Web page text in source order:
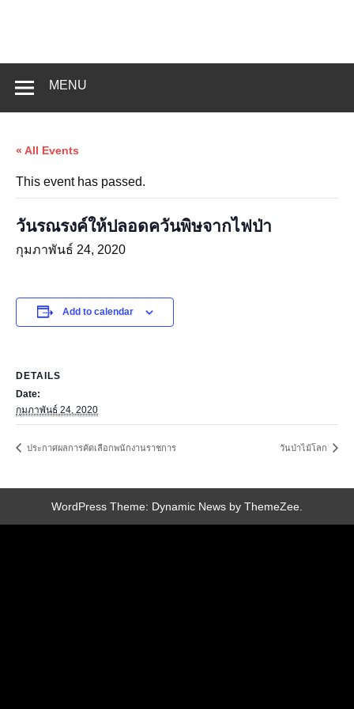
MENU
« All Events
This event has passed.
วันรณรงค์ให้ปลอดควันพิษจากไฟป่า
กุมภาพันธ์ 24, 2020
Add to calendar
DETAILS
Date:
กุมภาพันธ์ 24, 2020
ประกาศผลการคัดเลือกพนักงานราชการ วันป่าไม้โลก
WordPress Theme: Dynamic News by ThemeZee.